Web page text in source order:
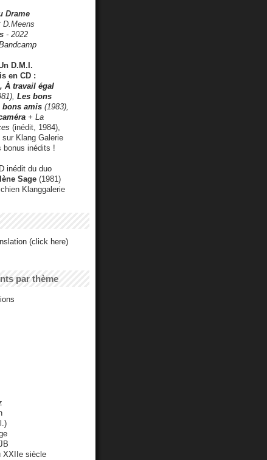
Drame
D.Meens
- 2022
D.M.I.
en CD :
, À travail égal
Les bons
bons amis (1983),
+ La
(inédit, 1984),
sur Klang Galerie
bonus inédits !
inédit du duo
Sage (1981)
Klanggalerie
(click here)
par thème
XXIIe siècle